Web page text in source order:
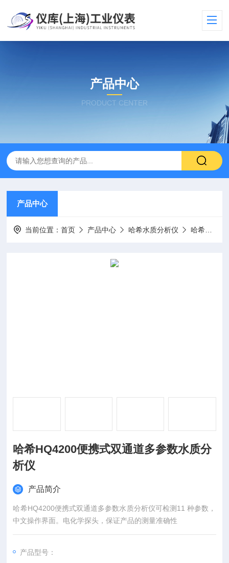
产品中心
PRODUCT CENTER
产品中心
当前位置：首页 产品中心 哈希水质分析仪 哈希溶氧仪
哈希HQ4200便携式双通道多参数水质分
析仪
产品简介
哈希HQ4200便携式双通道多参数水质分析仪可检测11 种参数，
中文操作界面。电化学探头，保证产品的测量准确性
产品型号：